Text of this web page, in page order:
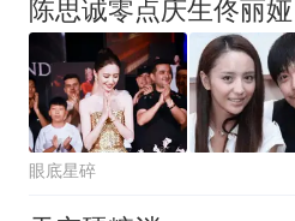
眼底星碎